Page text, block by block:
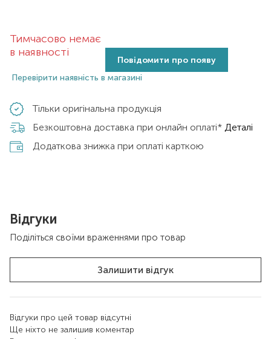
Тимчасово немає
в наявності
Повідомити про появу
Перевірити наявність в магазині
Тільки оригінальна продукція
Безкоштовна доставка при онлайн оплаті* Деталі
Додаткова знижка при оплаті карткою
Відгуки
Поділіться своїми враженнями про товар
Залишити відгук
Відгуки про цей товар відсутні
Ще ніхто не залишив коментар